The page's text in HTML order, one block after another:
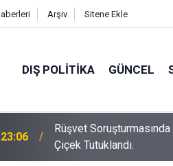
Arşiv Sitene Ekle
DIŞ POLITIKA GÜNCEL
23:06
Rüşvet
Çiçek Tutuklandı.